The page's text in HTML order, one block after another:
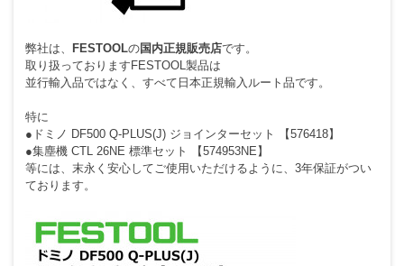
弊社は、 FESTOOLの国内正規販売店です。
取り扱っておりますFESTOOL製品は
並行輸入品ではなく、すべて日本正規輸入ルート品です。
特に
●ドミノ DF500 Q-PLUS(J) ジョインターセット 【576418】
●集塵機 CTL 26NE 標準セット 【574953NE】
等には、末永く安心してご使用いただけるように、3年保証がつい
ております。